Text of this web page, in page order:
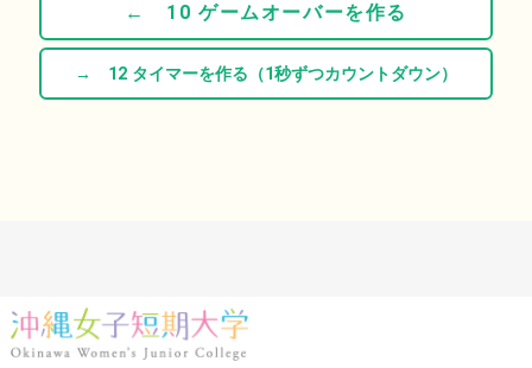
← 10 ゲームオーバーを作る
→ 12 タイマーを作る（1秒ずつカウントダウン）